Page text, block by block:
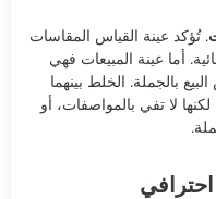
. تُؤكد عينة القياس المقاسات
أما عينة المبيعات فهي
بالجملة. الخلط بينهما
لا تفي بالمواصفات، أو